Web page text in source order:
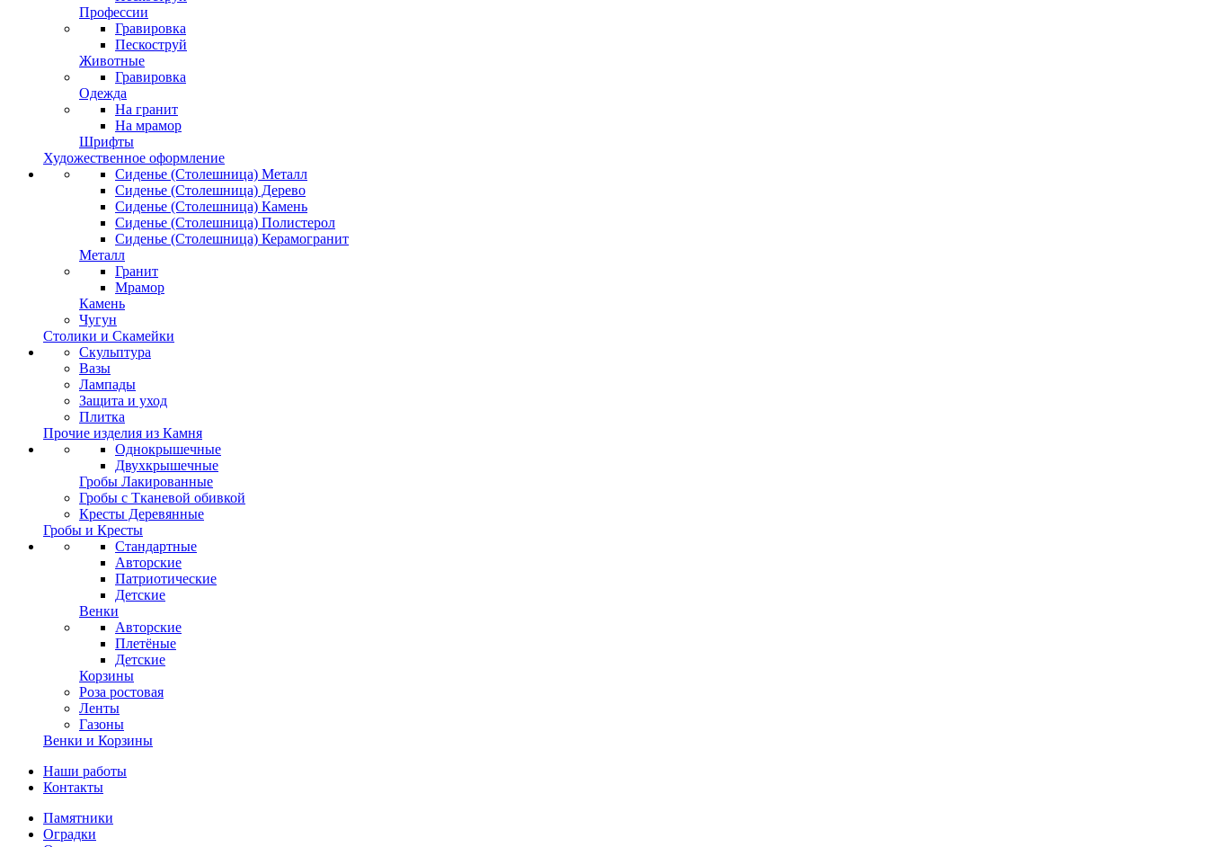
Профессии
Гравировка
Пескоструй
Животные
Гравировка
Одежда
На гранит
На мрамор
Шрифты
Художественное оформление
Сиденье (Столешница) Металл
Сиденье (Столешница) Дерево
Сиденье (Столешница) Камень
Сиденье (Столешница) Полистерол
Сиденье (Столешница) Керамогранит
Металл
Гранит
Мрамор
Камень
Чугун
Столики и Скамейки
Скульптура
Вазы
Лампады
Защита и уход
Плитка
Прочие изделия из Камня
Однокрышечные
Двухкрышечные
Гробы Лакированные
Гробы с Тканевой обивкой
Кресты Деревянные
Гробы и Кресты
Стандартные
Авторские
Патриотические
Детские
Венки
Авторские
Плетёные
Детские
Корзины
Роза ростовая
Ленты
Газоны
Венки и Корзины
Наши работы
Контакты
Памятники
Оградки